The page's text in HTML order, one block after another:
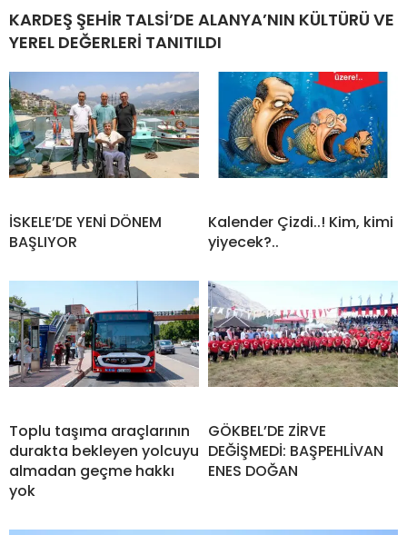
KARDEŞ ŞEHİR TALSİ’DE ALANYA’NIN KÜLTÜRÜ VE
YEREL DEĞERLERİ TANITILDI
İSKELE’DE YENİ DÖNEM
BAŞLIYOR
Kalender Çizdi..! Kim, kimi
yiyecek?..
Toplu taşıma araçlarının
durakta bekleyen yolcuyu
almadan geçme hakkı
yok
GÖKBEL’DE ZİRVE
DEĞİŞMEDİ: BAŞPEHLİVAN
ENES DOĞAN